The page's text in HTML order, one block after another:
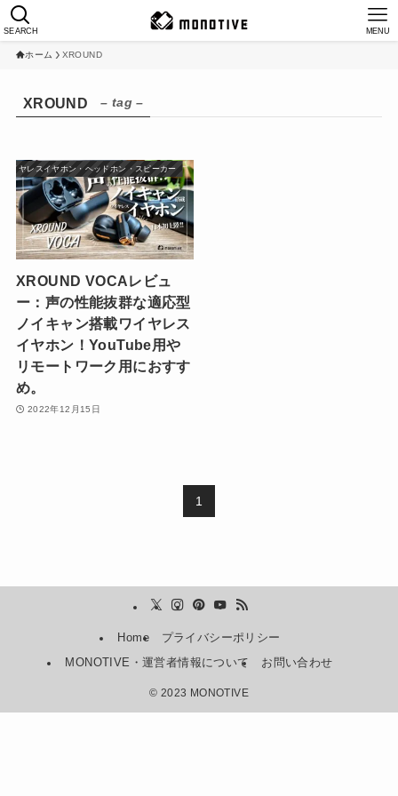
SEARCH MENU
ホーム XROUND
XROUND – tag –
ワイヤレスイヤホン・ヘッドホン・スピーカー
XROUND VOCAレビュ
ー：声の性能抜群な適応型
ノイキャン搭載ワイヤレス
イヤホン！YouTube用や
リモートワーク用におすす
め。
2022年12月15日
1
Home
プライバシーポリシー
MONOTIVE・運営者情報について
お問い合わせ
© 2023 MONOTIVE